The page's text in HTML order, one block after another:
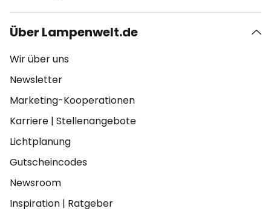
Über Lampenwelt.de
Wir über uns
Newsletter
Marketing-Kooperationen
Karriere | Stellenangebote
Lichtplanung
Gutscheincodes
Newsroom
Inspiration | Ratgeber